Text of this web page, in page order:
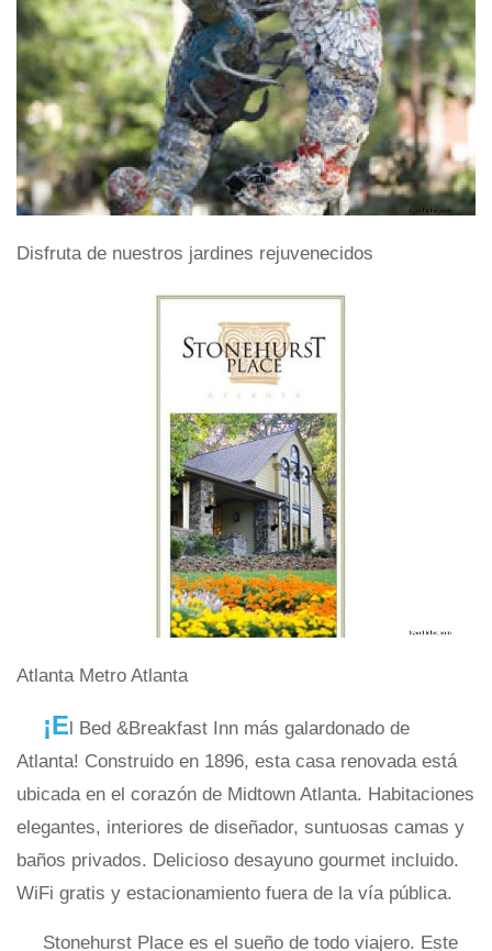
Disfruta de nuestros jardines rejuvenecidos
Atlanta Metro Atlanta
¡El Bed &Breakfast Inn más galardonado de
Atlanta! Construido en 1896, esta casa renovada está
ubicada en el corazón de Midtown Atlanta. Habitaciones
elegantes, interiores de diseñador, suntuosas camas y
baños privados. Delicioso desayuno gourmet incluido.
WiFi gratis y estacionamiento fuera de la vía pública.
Stonehurst Place es el sueño de todo viajero. Este